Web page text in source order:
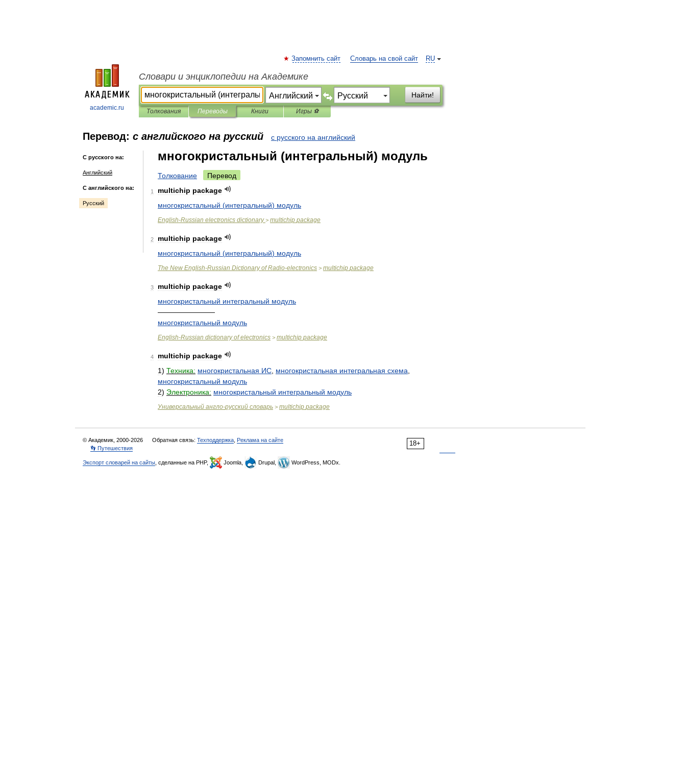
academic.ru
RU
Запомнить сайт Словарь на свой сайт
Словари и энциклопедии на Академике
Найти!
Толкования Переводы Книги Игры ⚽
Перевод: с английского на русский с русского на английский
С русского на:
Английский
С английского на:
Русский
многокристальный (интегральный) модуль
Толкование Перевод
1 multichip package
многокристальный (интегральный) модуль
English-Russian electronics dictionary > multichip package
2 multichip package
многокристальный (интегральный) модуль
The New English-Russian Dictionary of Radio-electronics > multichip package
3 multichip package
многокристальный интегральный модуль
————————
многокристальный модуль
English-Russian dictionary of electronics > multichip package
4 multichip package
1) Техника: многокристальная ИС многокристальная интегральная схема
многокристальный модуль
2) Электроника: многокристальный интегральный модуль
Универсальный англо-русский словарь > multichip package
18+
© Академик, 2000-2026 Обратная связь: Техподдержка Реклама на сайте
👣 Путешествия
Экспорт словарей на сайты , сделанные на PHP, Joomla, Drupal, WordPress, MODx.